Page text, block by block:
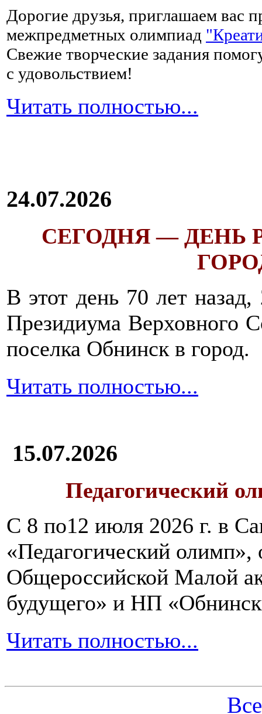
Дорогие друзья, приглашаем вас
межпредметных олимпиад
Свежие творческие задания
с удовольствием!
Читать полностью...
24.07.2026
СЕГОДНЯ — ДЕНЬ
В этот день 70 лет
Президиума Верховного
поселка Обнинск в город.
Читать полностью...
15.07.2026
Педагогический
С 8 по12 июля 2026 г. в
«Педагогический олимп»,
Общероссийской Малой
будущего» и НП
Читать полностью...